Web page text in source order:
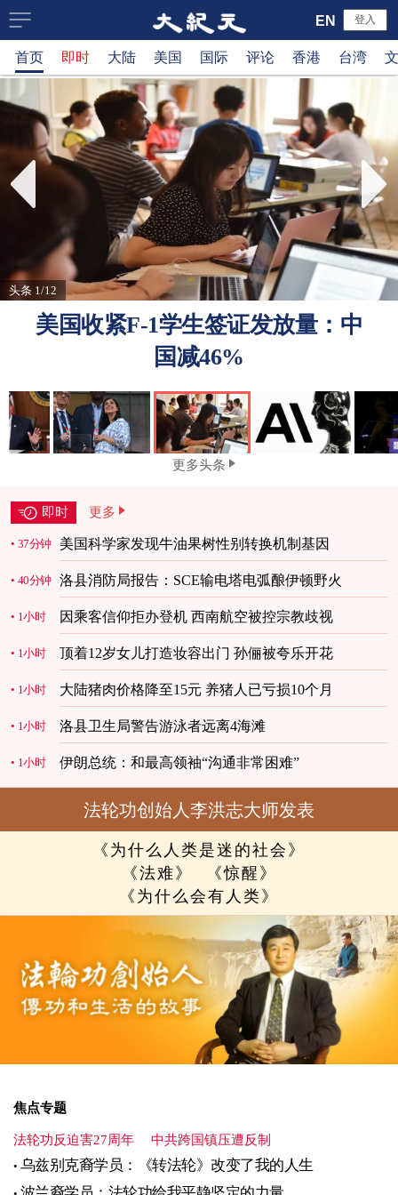
大
纪
新
网
登入
EN
首页 即时 大陆 美国 国际 评论 香港 台湾
头条 1/12
美国收紧F-1学生签证发放量：中
国减46%
更多头条
即时 更多
37分钟 美国科学家发现牛油果树性别转换机制基因
40分钟 洛县消防局报告：SCE输电塔电弧酿伊顿野火
1小时 因乘客信仰拒办登机 西南航空被控宗教歧视
1小时 顶着12岁女儿打造妆容出门 孙俪被夸乐开花
1小时 大陆猪肉价格降至15元 养猪人已亏损10个月
1小时 洛县卫生局警告游泳者远离4海滩
1小时 伊朗总统：和最高领袖“沟通非常困难”
法轮功创始人李洪志大师发表
《为什么人类是迷的社会》
《法难》
《惊醒》
《为什么会有人类》
焦点专题
法轮功反迫害27周年 中共跨国镇压遭反制
乌兹别克裔学员：《转法轮》改变了我的人生